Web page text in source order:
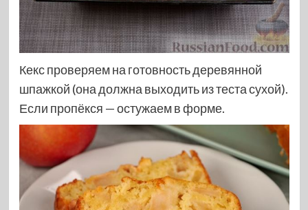
Кекс проверяем на готовность деревянной
шпажкой (она должна выходить из теста сухой).
Если пропёкся — остужаем в форме.